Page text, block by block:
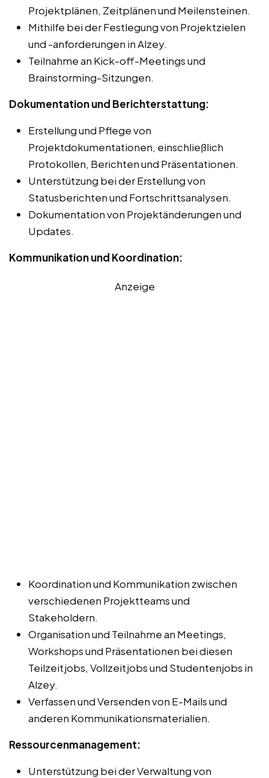
Projektplänen, Zeitplänen und Meilensteinen.
Mithilfe bei der Festlegung von Projektzielen
und -anforderungen in Alzey.
Teilnahme an Kick-off-Meetings und
Brainstorming-Sitzungen.
Dokumentation und Berichterstattung:
Erstellung und Pflege von
Projektdokumentationen, einschließlich
Protokollen, Berichten und Präsentationen.
Unterstützung bei der Erstellung von
Statusberichten und Fortschrittsanalysen.
Dokumentation von Projektänderungen und
Updates.
Kommunikation und Koordination:
Anzeige
Koordination und Kommunikation zwischen
verschiedenen Projektteams und
Stakeholdern.
Organisation und Teilnahme an Meetings,
Workshops und Präsentationen bei diesen
Teilzeitjobs, Vollzeitjobs und Studentenjobs in
Alzey.
Verfassen und Versenden von E-Mails und
anderen Kommunikationsmaterialien.
Ressourcenmanagement:
Unterstützung bei der Verwaltung von